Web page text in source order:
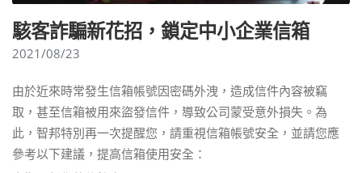
駭客詐騙新花招，鎖定中小企業信箱
2021/08/23
由於近來時常發生信箱帳號因密碼外洩，造成信件內容被竊
取，甚至信箱被用來盜發信件，導致公司蒙受意外損失。為
此，智邦特別再一次提醒您，請重視信箱帳號安全，並請您應
參考以下建議，提高信箱使用安全：